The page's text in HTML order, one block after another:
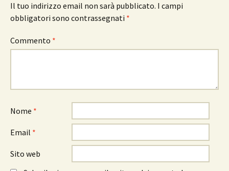
Il tuo indirizzo email non sarà pubblicato. I campi
obbligatori sono contrassegnati *
Commento *
Nome *
Email *
Sito web